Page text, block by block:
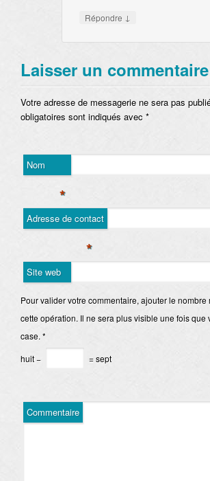
Répondre ↓
Laisser un commentaire
Votre adresse de messagerie ne sera pas
obligatoires sont indiqués avec *
Nom
*
Adresse de contact
*
Site web
Pour valider votre commentaire, ajouter le
cette opération. Il ne sera plus visible une fois que
case.*
huit −
= sept
Commentaire